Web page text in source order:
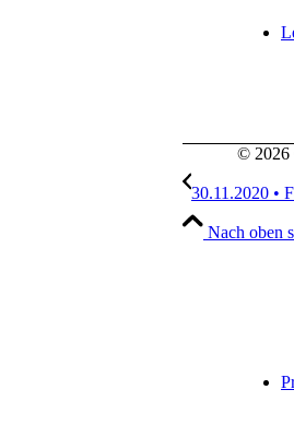
© 2026
30.11.2020 •
Nach oben